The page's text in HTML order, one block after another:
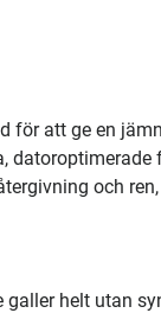
för att ge en
datoroptimerade
och
helt utan